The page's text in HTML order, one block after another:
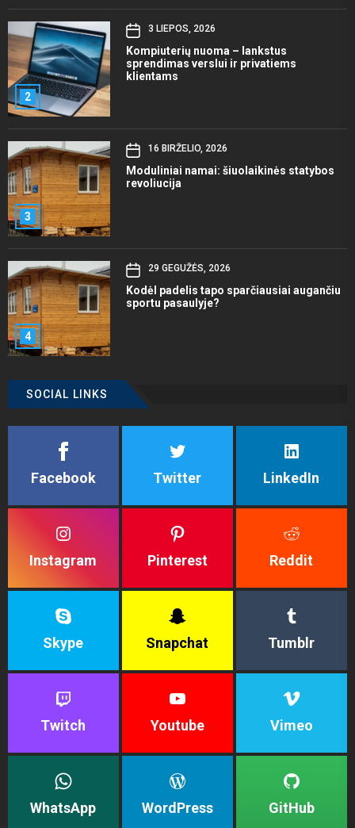
2
3 LIEPOS, 2026
Kompiuterių nuoma – lankstus
sprendimas verslui ir privatiems
klientams
3
16 BIRŽELIO, 2026
Moduliniai namai: šiuolaikinės statybos
revoliucija
4
29 GEGUŽĖS, 2026
Kodėl padelis tapo sparčiausiai augančiu
sportu pasaulyje?
SOCIAL LINKS
Facebook Twitter LinkedIn
Instagram Pinterest Reddit
Skype Snapchat Tumblr
Twitch Youtube Vimeo
WhatsApp WordPress GitHub